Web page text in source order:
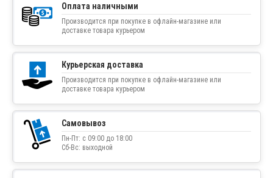
Оплата наличными
Производится при покупке в офлайн-магазине или
доставке товара курьером
Курьерская доставка
Производится при покупке в офлайн-магазине или
доставке товара курьером
Самовывоз
Пн-Пт: с 09:00 до 18:00
Сб-Вс: выходной